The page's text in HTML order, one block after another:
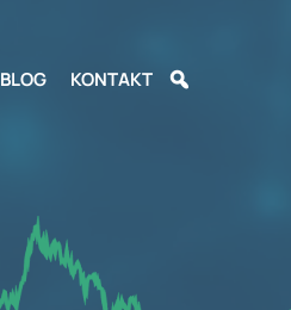
BLOG KONTAKT